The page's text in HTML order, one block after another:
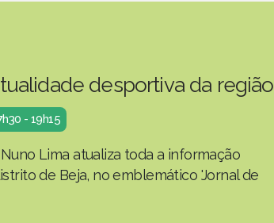
desportiva da região
- 19h15
Lima atualiza toda a informação
de Beja, no emblemático 'Jornal de